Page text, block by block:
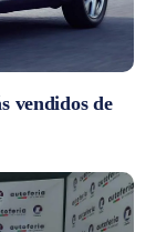
vendidos de